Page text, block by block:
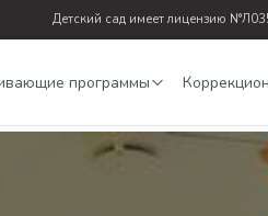
Детский сад имеет лицензию
программы